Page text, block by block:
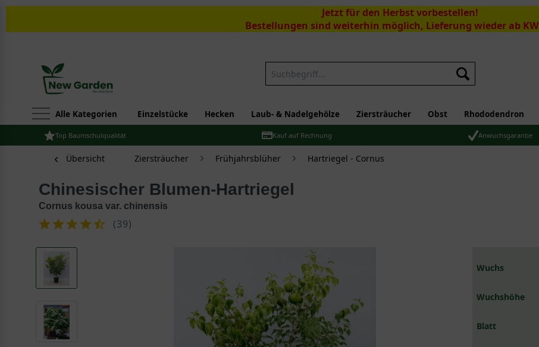
Jetzt für den Herbst vorbestellen!
Bestellungen sind weiterhin möglich, Lieferung wieder ab KW
Suchen
Alle Kategorien Einzelstücke Hecken Laub- & Nadelgehölze Ziersträucher Obst Rhododendron
Top Baumschulqualität Kauf auf Rechnung Anwuchsgarantie
Übersicht Ziersträucher Frühjahrsblüher Hartriegel - Cornus
Chinesischer Blumen-Hartriegel
Cornus kousa var. chinensis
(39)
Wuchs
Wuchshöhe
Blatt